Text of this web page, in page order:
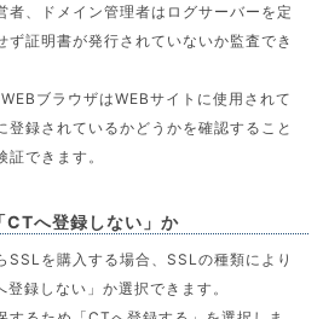
者、ドメイン管理者はログサーバーを定
ず証明書が発行されていないか監査でき
ブラウザはWEBサイトに使用されて
登録されているかどうかを確認すること
できます。
CTへ登録しない」か
SSLを購入する場合、SSLの種類により
録しない」か選択できます。